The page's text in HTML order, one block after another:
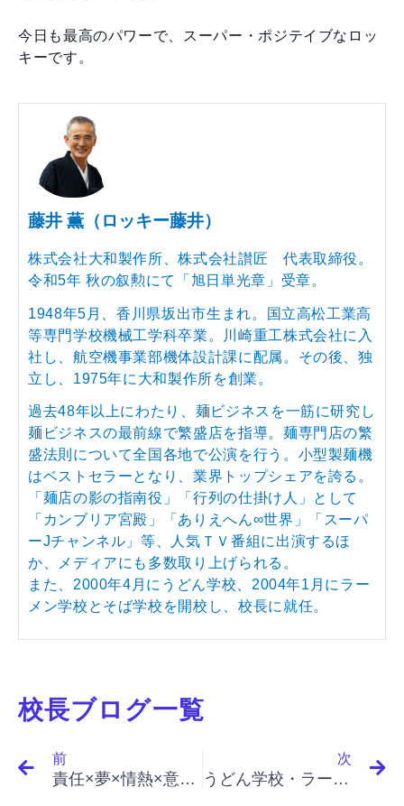
今日も最高のパワーで、スーパー・ポジテイブなロッ
キーです。
藤井 薫（ロッキー藤井）
株式会社大和製作所、株式会社讃匠 代表取締役。
令和5年 秋の叙勲にて「旭日単光章」受章。
1948年5月、香川県坂出市生まれ。国立高松工業高
等専門学校機械工学科卒業。川崎重工株式会社に入
社し、航空機事業部機体設計課に配属。その後、独
立し、1975年に大和製作所を創業。
過去48年以上にわたり、麺ビジネスを一筋に研究し
麺ビジネスの最前線で繁盛店を指導。麺専門店の繁
盛法則について全国各地で公演を行う。小型製麺機
はベストセラーとなり、業界トップシェアを誇る。
「麺店の影の指南役」「行列の仕掛け人」として
「カンブリア宮殿」「ありえへん∞世界」「スーパ
ーJチャンネル」等、人気ＴＶ番組に出演するほ
か、メディアにも多数取り上げられる。
また、2000年4月にうどん学校、2004年1月にラー
メン学校とそば学校を開校し、校長に就任。
校長ブログ一覧
前
責任×夢×情熱×意志力×経験×直観力×忍耐力、全て必要
次
うどん学校・ラーメン学校・そば学校・パスタ学校で開業&成果アップ｜「イノベーションと起業家精神（最終）」「門外漢の強み、成功への道、７つの機会」